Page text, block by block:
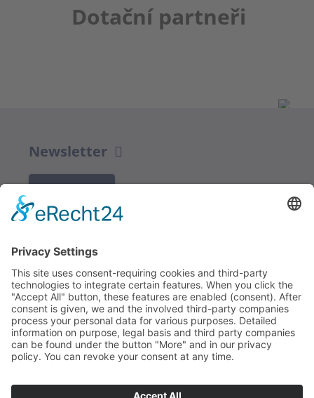
Dotační partneři
Newsletter
Redakce bbkult.net
Centrum Bavaria Bohemia (CeBB)
Dr. Veronika Hofinger
Freyung 1, 92539 Schönsee
Tel.:+49 (0)9674 / 92 48 78
veronika.hofinger@cebb.de